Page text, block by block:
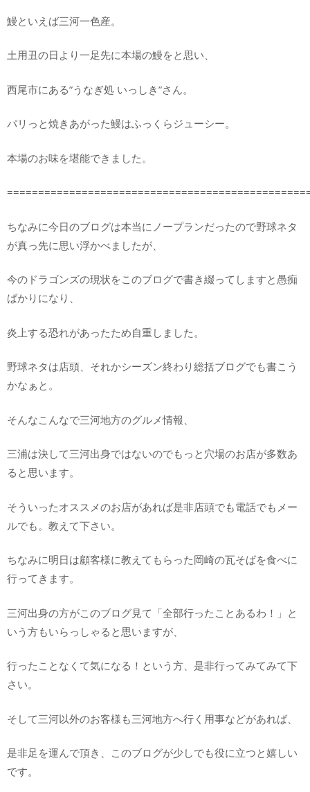
鰻といえば三河一色産。
土用丑の日より一足先に本場の鰻をと思い、
西尾市にある”うなぎ処 いっしき”さん。
パリっと焼きあがった鰻はふっくらジューシー。
本場のお味を堪能できました。
ちなみに今日のブログは本当にノープランだったので野球ネタ
が真っ先に思い浮かべましたが、
今のドラゴンズの現状をこのブログで書き綴ってしますと愚痴
ばかりになり、
炎上する恐れがあったため自重しました。
野球ネタは店頭、それかシーズン終わり総括ブログでも書こう
かなぁと。
そんなこんなで三河地方のグルメ情報、
三浦は決して三河出身ではないのでもっと穴場のお店が多数あ
ると思います。
そういったオススメのお店があれば是非店頭でも電話でもメー
ルでも。教えて下さい。
ちなみに明日は顧客様に教えてもらった岡崎の瓦そばを食べに
行ってきます。
三河出身の方がこのブログ見て「全部行ったことあるわ！」と
いう方もいらっしゃると思いますが、
行ったことなくて気になる！という方、是非行ってみてみて下
さい。
そして三河以外のお客様も三河地方へ行く用事などがあれば、
是非足を運んで頂き、このブログが少しでも役に立つと嬉しい
です。